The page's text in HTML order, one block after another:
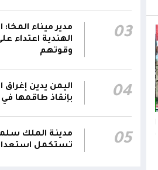
وشعبي الشهيد الظاهري
23:16
مركز الملك سلمان يوقع
وتجهيز 11
وسقطرى يستفيد منها أكثر من
03
مدير ميناء
الهندية اعتداء
وقوتهم
04
اليمن يدين
بإنقاذ طاقمها في
05
مدينة الملك
تستكمل